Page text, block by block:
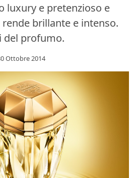
luxury e pretenzioso e
brillante e intenso.
del profumo.
Ottobre 2014